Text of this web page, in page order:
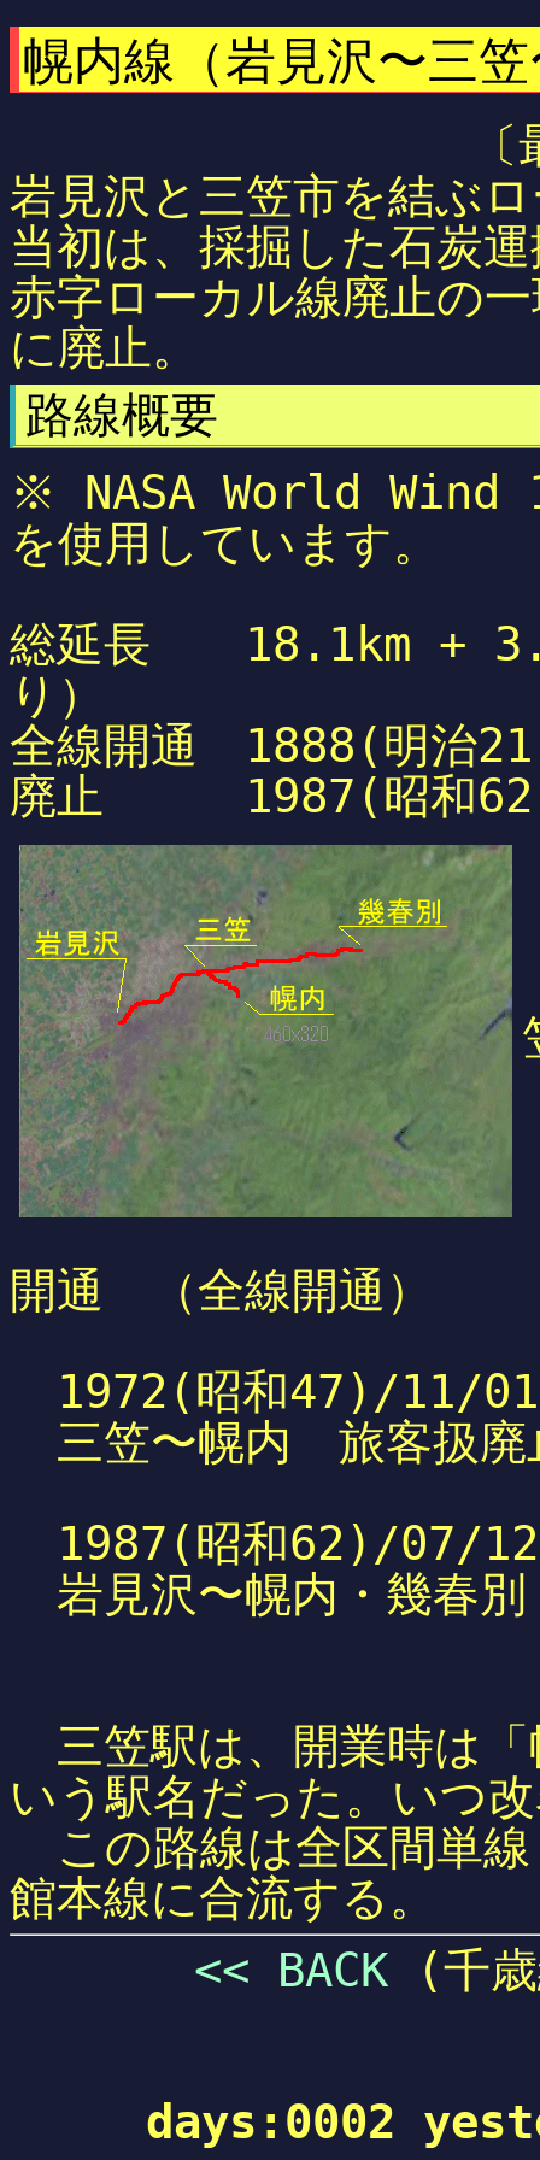
幌内線（岩見沢〜三
岩見沢と三笠市を結ぶ
当初は、採掘した石炭
赤字ローカル線廃止の
に廃止。
路線概要
※ NASA World Wind
を使用しています。
総延長 18.1km +
り）
全線開通 1888(明治
廃止 1987(昭和62)
開通 （全線開通）
1972(昭和47)/11/01
三笠〜幌内 旅客扱廃
1987(昭和62)/07/12
岩見沢〜幌内・幾春
三笠駅は、開業時は
いう駅名だった。いつ
この路線は全区間単
館本線に合流する。
<< BACK (千
days:0002